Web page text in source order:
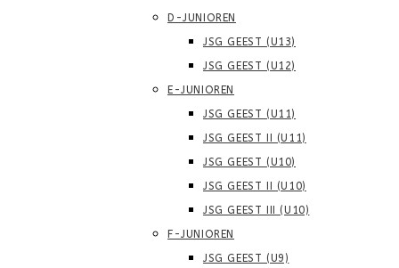
D-JUNIOREN
JSG GEEST (U13)
JSG GEEST (U12)
E-JUNIOREN
JSG GEEST (U11)
JSG GEEST II (U11)
JSG GEEST (U10)
JSG GEEST II (U10)
JSG GEEST III (U10)
F-JUNIOREN
JSG GEEST (U9)